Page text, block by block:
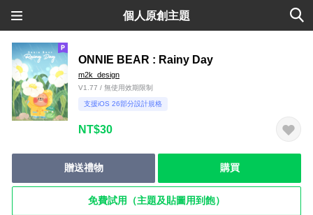
個人原創主題
ONNIE BEAR : Rainy Day
m2k_design
V1.77 / 無使用效期限制
支援iOS 26部分設計規格
NT$30
贈送禮物 購買
免費試用（主題及貼圖用到飽）